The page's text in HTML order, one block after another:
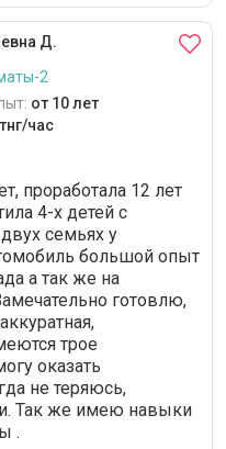
Д.
2
от 10 лет
час
проработала 12 лет
4-х детей с
семьях у
большой опыт
а так же на
готовлю,
трое
оказать
не теряюсь,
Так же имею навыки
.